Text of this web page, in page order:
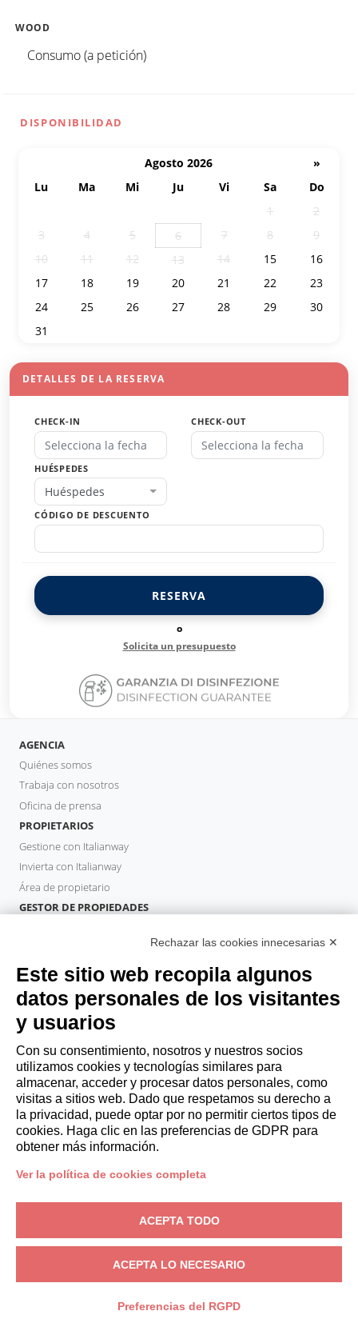
WOOD
Consumo (a petición)
DISPONIBILIDAD
Agosto 2026
»
Lu
Ma Mi Ju Vi Sa
Do
1
2
3
4 5 6 7 8
9
10
11 12 13 14 15
16
17
18 19 20 21 22
23
24
25 26 27 28 29
30
31
DETALLES DE LA RESERVA
CHECK-IN CHECK-OUT
HUÉSPEDES
Huéspedes
CÓDIGO DE DESCUENTO
RESERVA
o
Solicita un presupuesto
AGENCIA
Quiénes somos
Trabaja con nosotros
Oficina de prensa
PROPIETARIOS
Gestione con Italianway
Invierta con Italianway
Área de propietario
GESTOR DE PROPIEDADES
HUÉSPEDES
Reserve una estancia
Estancias largas
Experiencias para los Huéspedes
Descuentos para husespedes
Convenios para empresas
booking@italianway.house
+390286882952
N.° de IVA: 08839180968 -PMI Innovativa
Privacidad-Condiciones-Cookies-Whistleblowing
Rechazar las cookies innecesarias ✕
Este sitio web recopila algunos
datos personales de los visitantes
y usuarios
Con su consentimiento, nosotros y nuestros socios
utilizamos cookies y tecnologías similares para
almacenar, acceder y procesar datos personales, como
visitas a sitios web. Dado que respetamos su derecho a
la privacidad, puede optar por no permitir ciertos tipos de
cookies. Haga clic en las preferencias de GDPR para
obtener más información.
Ver la política de cookies completa
ACEPTA TODO
ACEPTA LO NECESARIO
Preferencias del RGPD